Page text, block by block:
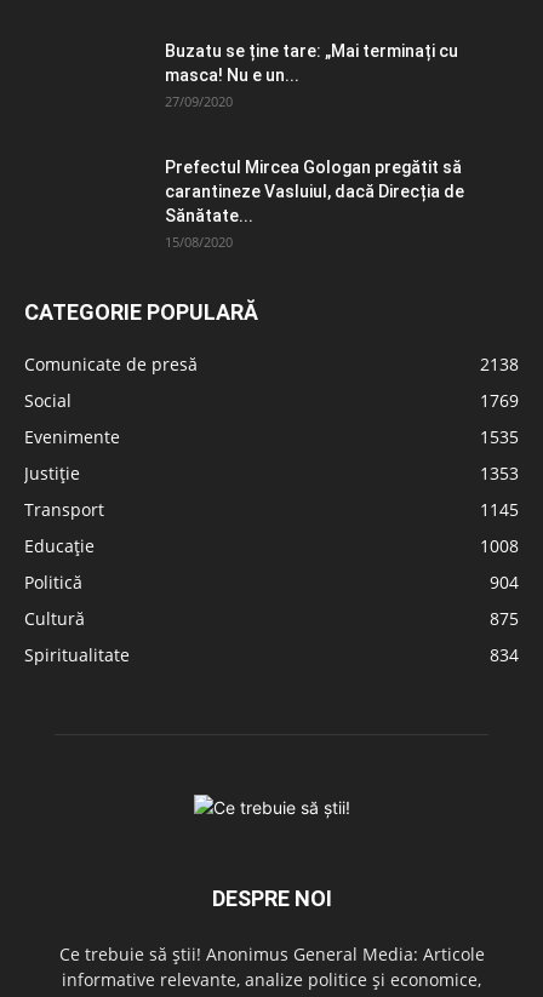
Buzatu se ține tare: „Mai terminați cu
masca! Nu e un...
27/09/2020
Prefectul Mircea Gologan pregătit să
carantineze Vasluiul, dacă Direcția de
Sănătate...
15/08/2020
CATEGORIE POPULARĂ
Comunicate de presă
2138
Social
1769
Evenimente
1535
Justiție
1353
Transport
1145
Educație
1008
Politică
904
Cultură
875
Spiritualitate
834
DESPRE NOI
Ce trebuie să știi! Anonimus General Media: Articole
informative relevante, analize politice și economice,